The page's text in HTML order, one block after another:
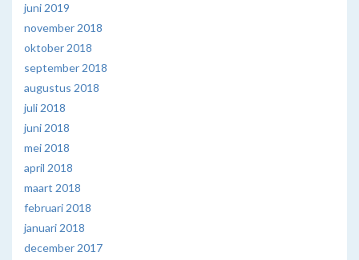
juni 2019
november 2018
oktober 2018
september 2018
augustus 2018
juli 2018
juni 2018
mei 2018
april 2018
maart 2018
februari 2018
januari 2018
december 2017